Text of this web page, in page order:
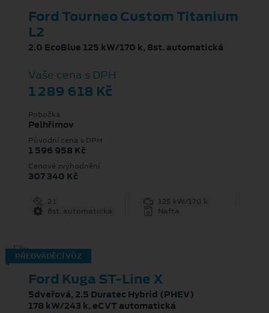
Ford Tourneo Custom Titanium
L2
2.0 EcoBlue 125 kW/170 k, 8st. automatická
Vaše cena s DPH
1 289 618 Kč
Pobočka
Pelhřimov
Původní cena s DPH
1 596 958 Kč
Cenové zvýhodnění
307 340 Kč
2 l
125 kW/170 k
8st. automatická
Nafta
PŘEDVÁDĚCÍ VŮZ
Ford Kuga ST-Line X
5dveřová, 2.5 Duratec Hybrid (PHEV)
178 kW/243 k, eCVT automatická